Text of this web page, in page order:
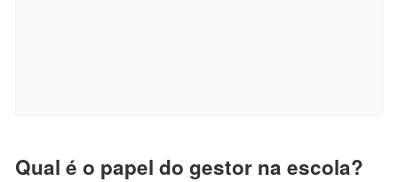
Qual é o papel do gestor na escola?